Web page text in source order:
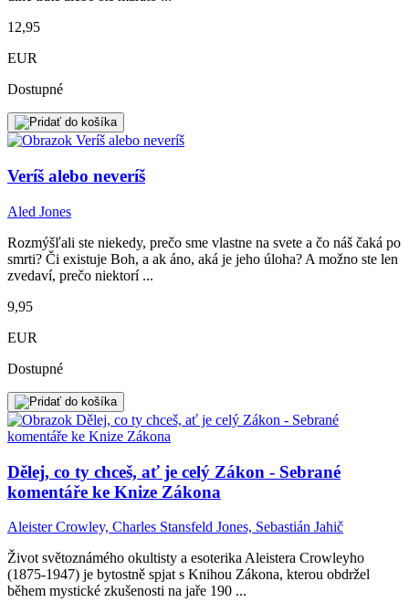
12,95
EUR
Dostupné
Veríš alebo neveríš
Aled Jones
Rozmýšľali ste niekedy, prečo sme vlastne na svete a čo náš čaká po
smrti? Či existuje Boh, a ak áno, aká je jeho úloha? A možno ste len
zvedaví, prečo niektorí ...
9,95
EUR
Dostupné
Dělej, co ty chceš, ať je celý Zákon - Sebrané
komentáře ke Knize Zákona
Aleister Crowley, Charles Stansfeld Jones, Sebastián Jahič
Život světoznámého okultisty a esoterika Aleistera Crowleyho
(1875-1947) je bytostně spjat s Knihou Zákona, kterou obdržel
během mystické zkušenosti na jaře 190 ...